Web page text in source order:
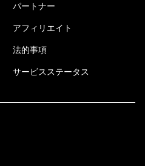
パートナー
アフィリエイト
法的事項
サービスステータス